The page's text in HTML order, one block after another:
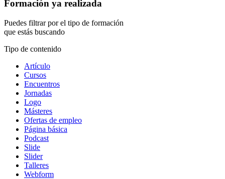
Formación ya realizada
Puedes filtrar por el tipo de formación
que estás buscando
Tipo de contenido
Artículo
Cursos
Encuentros
Jornadas
Logo
Másteres
Ofertas de empleo
Página básica
Podcast
Slide
Slider
Talleres
Webform